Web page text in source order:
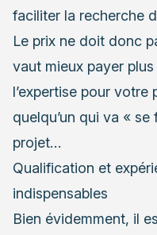
faciliter la recherche
Le prix ne doit donc
vaut mieux payer plus
l’expertise pour
quelqu’un qui va «
projet…
Qualification et
indispensables
Bien évidemment, il